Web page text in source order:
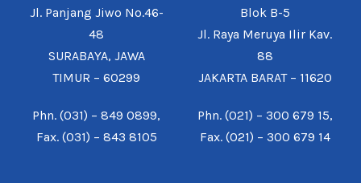
Jl. Panjang Jiwo No.46-
48
SURABAYA, JAWA
TIMUR – 60299
Phn. (031) – 849 0899,
Fax. (031) – 843 8105
Blok B-5
Jl. Raya Meruya Ilir Kav.
88
JAKARTA BARAT – 11620
Phn. (021) – 300 679 15,
Fax. (021) – 300 679 14